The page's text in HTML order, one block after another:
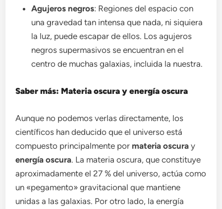
Agujeros negros: Regiones del espacio con
una gravedad tan intensa que nada, ni siquiera
la luz, puede escapar de ellos. Los agujeros
negros supermasivos se encuentran en el
centro de muchas galaxias, incluida la nuestra.
Saber más: Materia oscura y energía oscura
Aunque no podemos verlas directamente, los
científicos han deducido que el universo está
compuesto principalmente por materia oscura y
energía oscura. La materia oscura, que constituye
aproximadamente el 27 % del universo, actúa como
un «pegamento» gravitacional que mantiene
unidas a las galaxias. Por otro lado, la energía